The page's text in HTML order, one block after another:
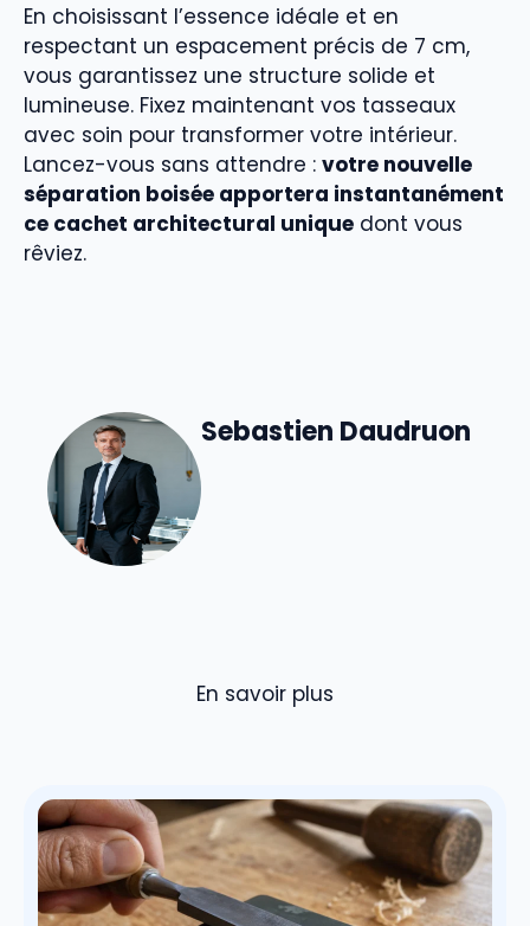
En choisissant l’essence idéale et en
respectant un espacement précis de 7 cm,
vous garantissez une structure solide et
lumineuse. Fixez maintenant vos tasseaux
avec soin pour transformer votre intérieur.
Lancez-vous sans attendre : votre nouvelle
séparation boisée apportera instantanément
ce cachet architectural unique dont vous
rêviez.
Sebastien Daudruon
En savoir plus